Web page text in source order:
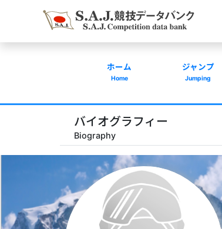
ホーム
Home
ジャンプ
Jumping
バイオグラフィー
Biography